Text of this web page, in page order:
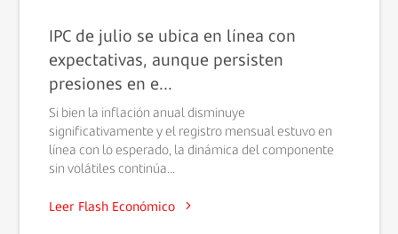
IPC de julio se ubica en línea con
expectativas, aunque persisten
presiones en e...
Si bien la inflación anual disminuye
significativamente y el registro mensual estuvo en
línea con lo esperado, la dinámica del componente
sin volátiles continúa...
Leer Flash Económico